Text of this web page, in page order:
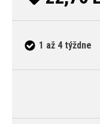
1 až 4 týždne